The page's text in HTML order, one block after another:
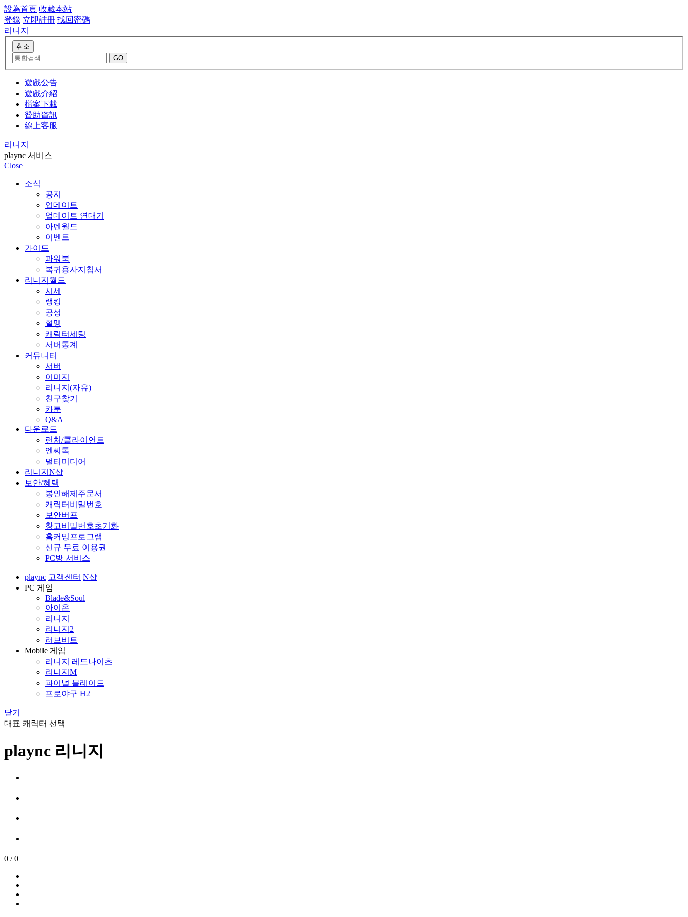
設為首頁 收藏本站
登錄 立即註冊 找回密碼
리니지
遊戲公告
遊戲介紹
檔案下載
贊助資訊
線上客服
리니지
plaync 서비스
Close
소식
공지
업데이트
업데이트 연대기
아덴월드
이벤트
가이드
파워북
복귀용사지침서
리니지월드
시세
랭킹
공성
혈맹
캐릭터세팅
서버통계
커뮤니티
서버
이미지
리니지(자유)
친구찾기
카툰
Q&A
다운로드
런처/클라이언트
엔씨톡
멀티미디어
리니지N샵
보안/혜택
봉인해제주문서
캐릭터비밀번호
보안버프
창고비밀번호초기화
홈커밍프로그램
신규 무료 이용권
PC방 서비스
plaync 고객센터 N샵
PC 게임
Blade&Soul
아이온
리니지
리니지2
러브비트
Mobile 게임
리니지 레드나이츠
리니지M
파이널 블레이드
프로야구 H2
닫기
대표 캐릭터 선택
plaync 리니지
0 / 0